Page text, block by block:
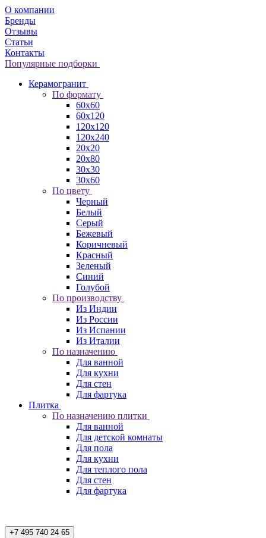
О компании
Бренды
Отзывы
Статьи
Контакты
Популярные подборки
Керамогранит
По формату
60x60
60x120
120x120
120x240
20x20
20x80
30x30
30x60
По цвету
Черный
Белый
Серый
Бежевый
Коричневый
Красный
Зеленый
Синий
Голубой
По производству
Из Индии
Из России
Из Испании
Из Италии
По назначению
Для ванной
Для кухни
Для стен
Для фартука
Плитка
По назначению плитки
Для ванной
Для детской комнаты
Для пола
Для кухни
Для теплого пола
Для стен
Для фартука
+7 495 740 24 65